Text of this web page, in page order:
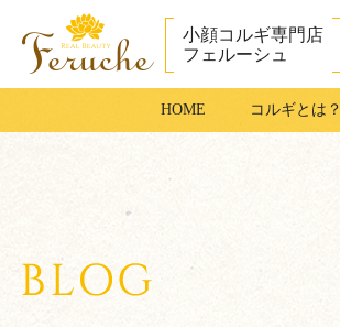
成田市で小顔コ
小顔コルギ専門店
フェルーシュ
HOME コルギとは？